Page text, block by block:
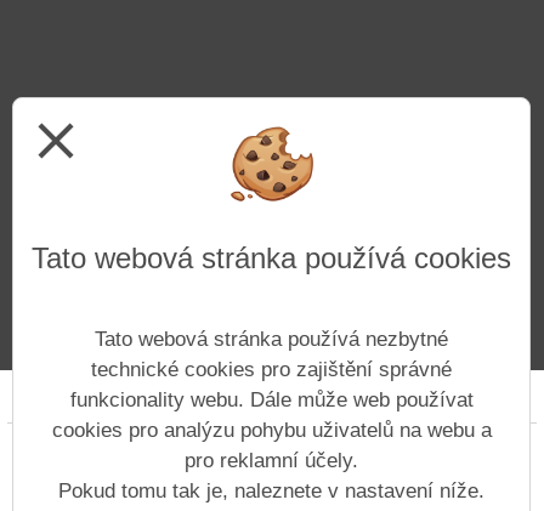
Prohlášení o přístupnosti Mapa webu Cookies
Copyright © 2022 - 2023 Základní škola Ústí nad
Labem, Hluboká 150 &
Vitalex Group
close
Tato webová stránka používá cookies
Tato webová stránka používá nezbytné
technické cookies pro zajištění správné
funkcionality webu. Dále může web používat
cookies pro analýzu pohybu uživatelů na webu a
pro reklamní účely.
Pokud tomu tak je, naleznete v nastavení níže.